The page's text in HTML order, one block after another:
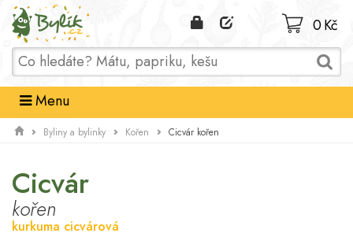
Domů
0 Kč
Menu
Byliny a bylinky Kořen Cicvár kořen
Cicvár
kořen
kurkuma cicvárová